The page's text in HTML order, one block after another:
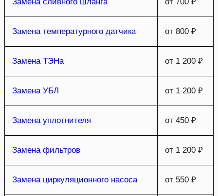
Замена температурного датчика от 800 ₽
Замена ТЭНа от 1 200 ₽
Замена УБЛ от 1 200 ₽
Замена уплотнителя от 450 ₽
Замена фильтров от 1 200 ₽
Замена циркуляционного насоса от 550 ₽